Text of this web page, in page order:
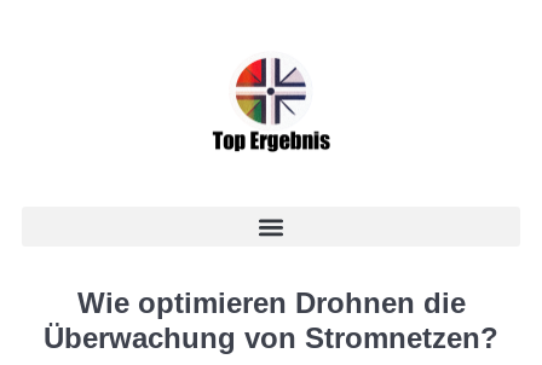
Wie optimieren Drohnen die
Überwachung von Stromnetzen?